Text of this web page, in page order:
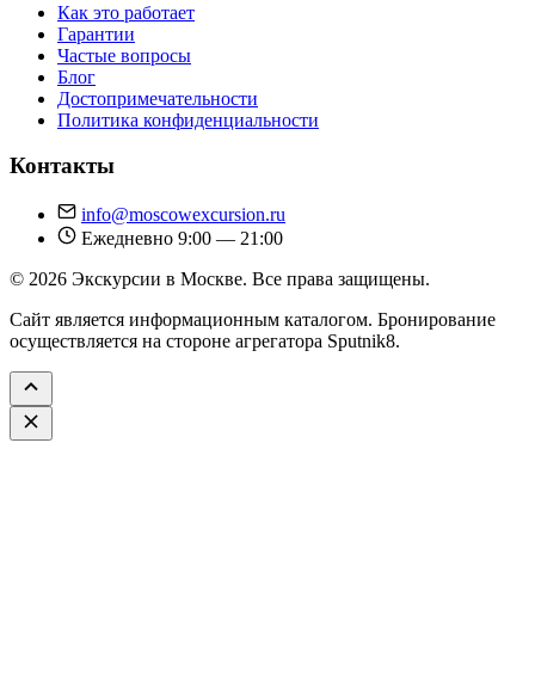
Как это работает
Гарантии
Частые вопросы
Блог
Достопримечательности
Политика конфиденциальности
Контакты
info@moscowexcursion.ru
Ежедневно 9:00 — 21:00
© 2026 Экскурсии в Москве. Все права защищены.
Сайт является информационным каталогом. Бронирование
осуществляется на стороне агрегатора Sputnik8.